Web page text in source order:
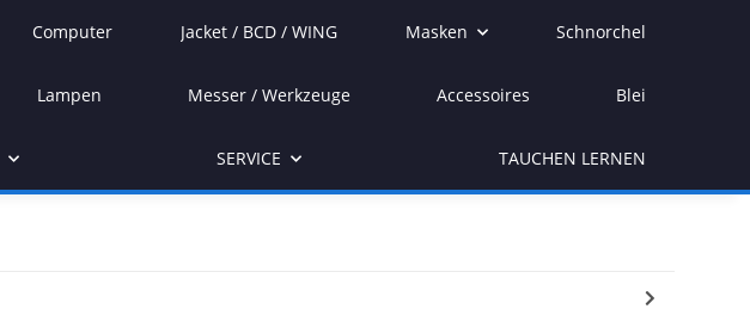
Computer Jacket / BCD / WING Masken Schnorchel
Lampen Messer / Werkzeuge Accessoires Blei
SERVICE TAUCHEN LERNEN